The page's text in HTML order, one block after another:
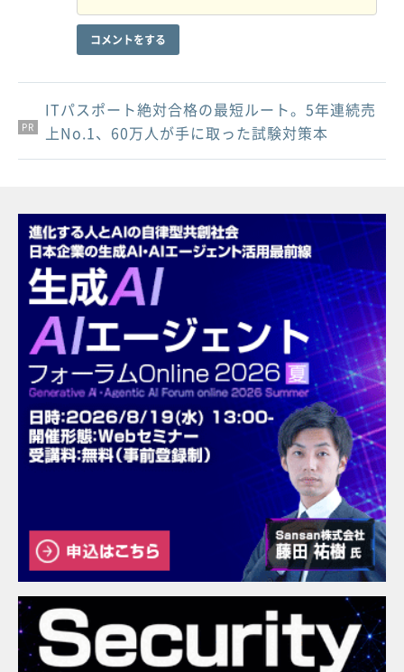
コメントをする
PR
PR
PR
ITパスポート絶対合格の最短ルート。5年連続売
上No.1、60万人が手に取った試験対策本